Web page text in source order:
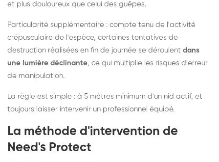
et plus douloureux que celui des guêpes.
Particularité supplémentaire : compte tenu de l'activité
crépusculaire de l'espèce, certaines tentatives de
destruction réalisées en fin de journée se déroulent dans
une lumière déclinante, ce qui multiplie les risques d'erreur
de manipulation.
La règle est simple : à 5 mètres minimum d'un nid actif, et
toujours laisser intervenir un professionnel équipé.
La méthode d'intervention de
Need's Protect